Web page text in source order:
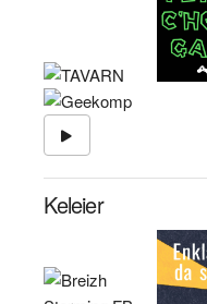
Keleier